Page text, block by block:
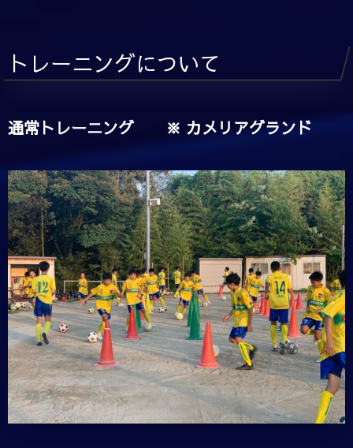
トレーニングについて
通常トレーニング ※ カメリアグランド